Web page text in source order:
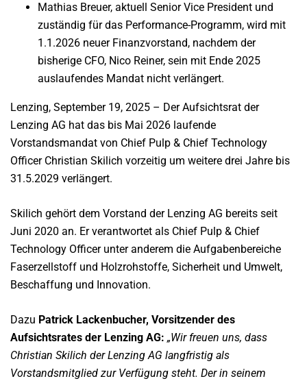
Mathias Breuer, aktuell Senior Vice President und
zuständig für das Performance-Programm, wird mit
1.1.2026 neuer Finanzvorstand, nachdem der
bisherige CFO, Nico Reiner, sein mit Ende 2025
auslaufendes Mandat nicht verlängert.
Lenzing, September 19, 2025 – Der Aufsichtsrat der
Lenzing AG hat das bis Mai 2026 laufende
Vorstandsmandat von Chief Pulp & Chief Technology
Officer Christian Skilich vorzeitig um weitere drei Jahre bis
31.5.2029 verlängert.
Skilich gehört dem Vorstand der Lenzing AG bereits seit
Juni 2020 an. Er verantwortet als Chief Pulp & Chief
Technology Officer unter anderem die Aufgabenbereiche
Faserzellstoff und Holzrohstoffe, Sicherheit und Umwelt,
Beschaffung und Innovation.
Dazu Patrick Lackenbucher, Vorsitzender des
Aufsichtsrates der Lenzing AG: „Wir freuen uns, dass
Christian Skilich der Lenzing AG langfristig als
Vorstandsmitglied zur Verfügung steht. Der in seinem